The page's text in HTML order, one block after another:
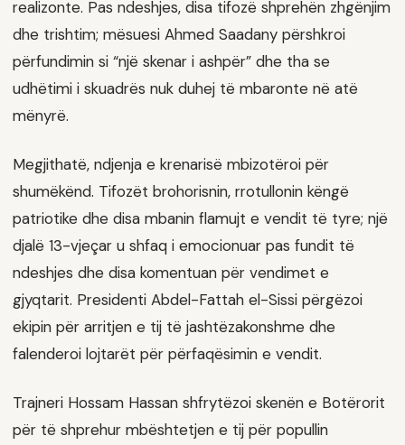
realizonte. Pas ndeshjes, disa tifozë shprehën zhgënjim
dhe trishtim; mësuesi Ahmed Saadany përshkroi
përfundimin si “një skenar i ashpër” dhe tha se
udhëtimi i skuadrës nuk duhej të mbaronte në atë
mënyrë.
Megjithatë, ndjenja e krenarisë mbizotëroi për
shumëkënd. Tifozët brohorisnin, rrotullonin këngë
patriotike dhe disa mbanin flamujt e vendit të tyre; një
djalë 13-vjeçar u shfaq i emocionuar pas fundit të
ndeshjes dhe disa komentuan për vendimet e
gjyqtarit. Presidenti Abdel-Fattah el-Sissi përgëzoi
ekipin për arritjen e tij të jashtëzakonshme dhe
falenderoi lojtarët për përfaqësimin e vendit.
Trajneri Hossam Hassan shfrytëzoi skenën e Botërorit
për të shprehur mbështetjen e tij për popullin